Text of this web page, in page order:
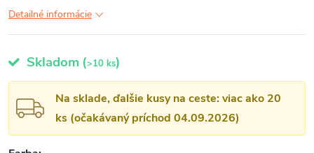
Detailné informácie
Skladom (>10 ks)
Na sklade, ďalšie kusy na ceste: viac ako 20
ks (očakávaný príchod 04.09.2026)